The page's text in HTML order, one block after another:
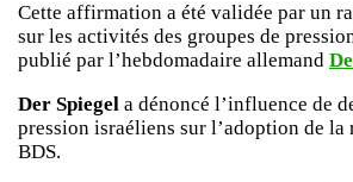
Cette affirmation a été validée par un
sur les activités des groupes de
publié par l’hebdomadaire allemand
Der Spiegel a dénoncé l’influence de
pression israéliens sur l’adoption de
BDS.